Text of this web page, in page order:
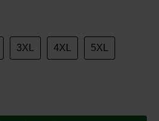
3XL 4XL 5XL